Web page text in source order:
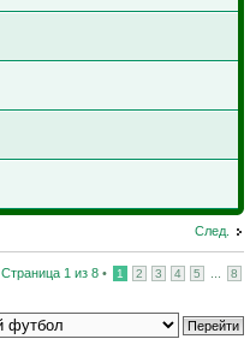
След.
Страница 1 из 8 • 1 2 3 4 5 8